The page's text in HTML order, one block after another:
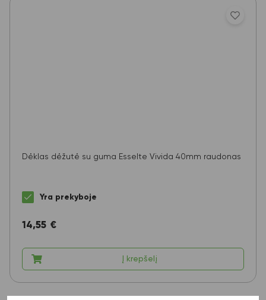
Dėklas dėžutė su guma Esselte Vivida 40mm raudonas
Yra prekyboje
14,55 €
Į krepšelį